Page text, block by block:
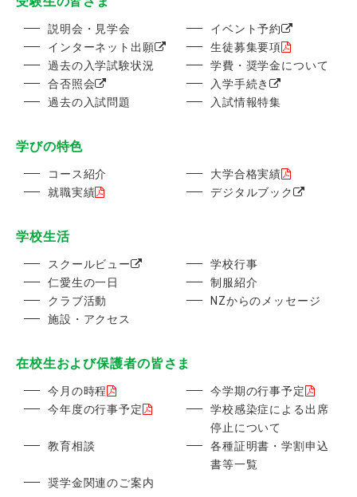
説明会・見学会
イベント予約
インターネット出願
生徒募集要項
過去の入学試験状況
学費・奨学金について
合否照会
入学手続き
過去の入試問題
入試情報特集
学びの特色
コース紹介
大学合格実績
就職実績
デジタルブック
学校生活
スクールビュー
学校行事
仁愛生の一日
制服紹介
クラブ活動
NZからのメッセージ
施設・アクセス
在校生および保護者の皆さま
今月の時程
今学期の行事予定
今年度の行事予定
学校感染症による出席
停止について
教育相談
各種証明書・学割申込
書等一覧
奨学金関連のご案内